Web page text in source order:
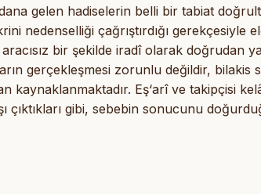
gelen hadiselerin belli bir tabiat
nedenselliği çağrıştırdığı gerekçesiyle
bir şekilde iradî olarak doğrudan
gerçekleşmesi zorunlu değildir, bilakis
kaynaklanmaktadır. Eş‘arî ve takipçisi
çıktıkları gibi, sebebin sonucunu